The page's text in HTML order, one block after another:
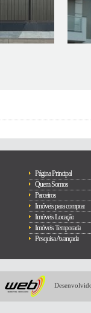
Página Principal
Quem Somos
Parceiros
Imóveis para comprar
Imóveis Locação
Imóveis Temporada
Pesquisa Avançada